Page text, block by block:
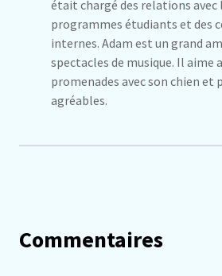
était chargé des relations
programmes étudiants et des
internes. Adam est un grand
spectacles de musique. Il aime
promenades avec son chien et
agréables.
Commentaires